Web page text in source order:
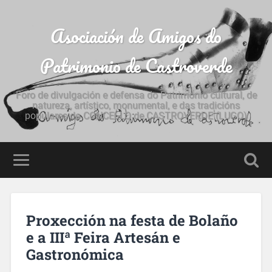
Asociación de Amigos do
Patrimonio de Castroverde
Foro de divulgación e defensa do Patrimonio cultural, de
natureza, artístico, monumental, e das tradicións
populares do CONCELLO de CASTROVERDE (LUGO)
Proxección na festa de Bolaño
e a IIIª Feira Artesán e
Gastronómica